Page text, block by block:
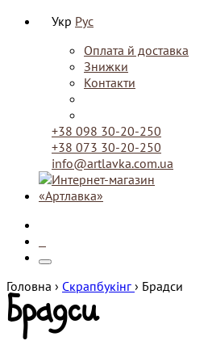
Укр Рус
Оплата й доставка
Знижки
Контакти
+38 098 30-20-250
+38 073 30-20-250
info@artlavka.com.ua
Головна › Скрапбукінг › Брадси
Брадси